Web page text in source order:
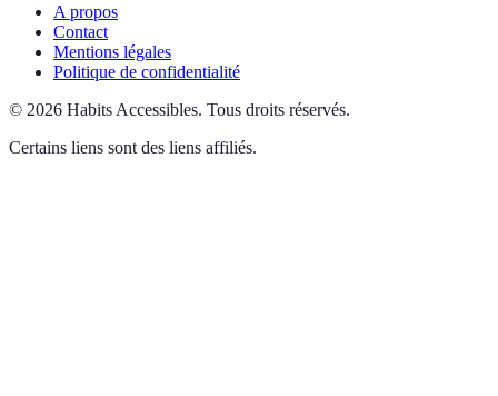
A propos
Contact
Mentions légales
Politique de confidentialité
© 2026 Habits Accessibles. Tous droits réservés.
Certains liens sont des liens affiliés.